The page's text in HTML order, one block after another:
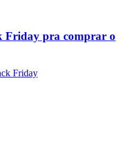
Friday pra comprar o
Friday